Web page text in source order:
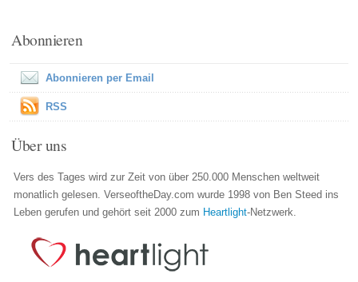
Abonnieren
Abonnieren per Email
RSS
Über uns
Vers des Tages wird zur Zeit von über 250.000 Menschen weltweit
monatlich gelesen. VerseoftheDay.com wurde 1998 von Ben Steed ins
Leben gerufen und gehört seit 2000 zum Heartlight-Netzwerk.